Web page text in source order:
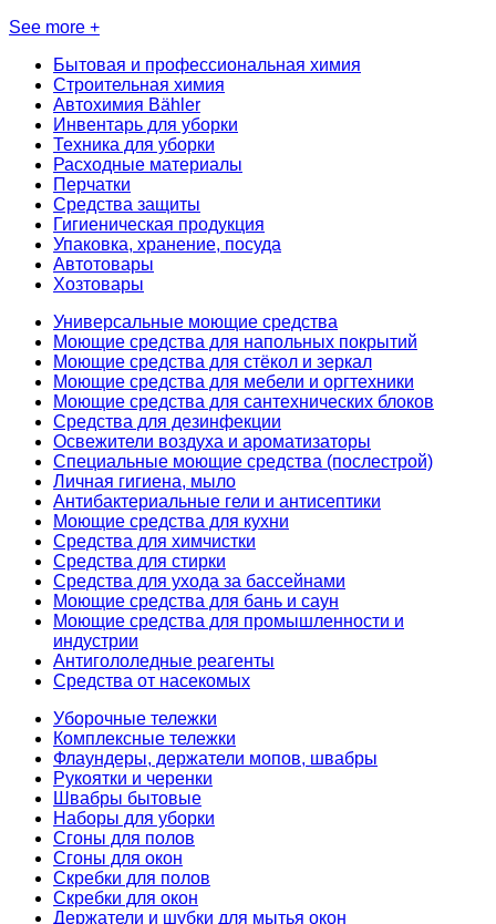
See more +
Бытовая и профессиональная химия
Строительная химия
Автохимия Bähler
Инвентарь для уборки
Техника для уборки
Расходные материалы
Перчатки
Средства защиты
Гигиеническая продукция
Упаковка, хранение, посуда
Автотовары
Хозтовары
Универсальные моющие средства
Моющие средства для напольных покрытий
Моющие средства для стёкол и зеркал
Моющие средства для мебели и оргтехники
Моющие средства для сантехнических блоков
Средства для дезинфекции
Освежители воздуха и ароматизаторы
Специальные моющие средства (послестрой)
Личная гигиена, мыло
Антибактериальные гели и антисептики
Моющие средства для кухни
Средства для химчистки
Средства для стирки
Средства для ухода за бассейнами
Моющие средства для бань и саун
Моющие средства для промышленности и
индустрии
Антигололедные реагенты
Средства от насекомых
Уборочные тележки
Комплексные тележки
Флаундеры, держатели мопов, швабры
Рукоятки и черенки
Швабры бытовые
Наборы для уборки
Сгоны для полов
Сгоны для окон
Скребки для полов
Скребки для окон
Держатели и шубки для мытья окон